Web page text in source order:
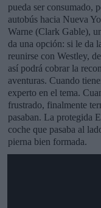
pueda ser consumado,
autobús hacia Nueva
Warne (Clark Gable),
da una opción: si le da
reunirse con Westley,
así podrá cobrar la
aventuras. Cuando
experto en el tema.
frustrado, finalmente
pasaban. La protegida
coche que pasaba al
pierna bien formada.